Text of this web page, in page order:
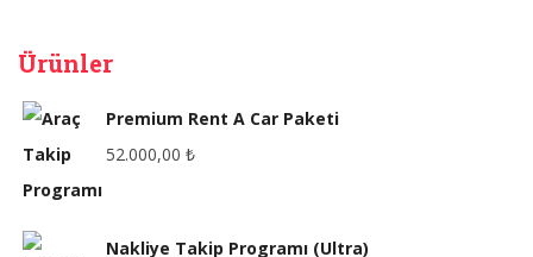
Ürünler
Premium Rent A Car Paketi
52.000,00 ₺
Nakliye Takip Programı (Ultra)